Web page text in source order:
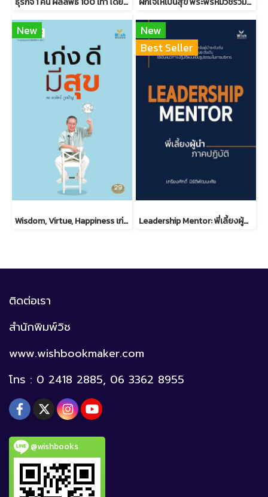
New
Wisdom, Virtue, Happiness เก่ง ดี มีสุข ดร.วรภัทร์ ภู่เจริญ
New
Best Seller
Leadership Mentor: พี่เลี้ยงผู้นำ ภาคปฏิบัติ
ติดต่อเรา
สำนักพิมพ์วิช
www.wishbookmaker.com
โทร : 0 2418 2885, 06 3362 8955
@wishbooks